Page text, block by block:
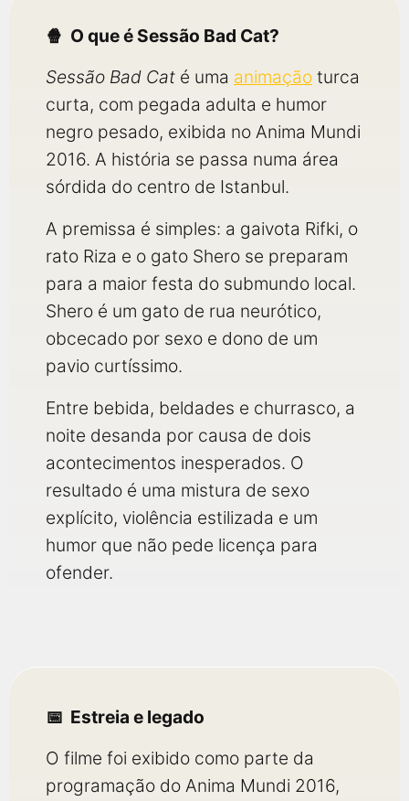
O que é Sessão Bad Cat?
Sessão Bad Cat é uma animação turca
curta, com pegada adulta e humor
negro pesado, exibida no Anima Mundi
2016. A história se passa numa área
sórdida do centro de Istanbul.
A premissa é simples: a gaivota Rifki, o
rato Riza e o gato Shero se preparam
para a maior festa do submundo local.
Shero é um gato de rua neurótico,
obcecado por sexo e dono de um
pavio curtíssimo.
Entre bebida, beldades e churrasco, a
noite desanda por causa de dois
acontecimentos inesperados. O
resultado é uma mistura de sexo
explícito, violência estilizada e um
humor que não pede licença para
ofender.
Estreia e legado
O filme foi exibido como parte da
programação do Anima Mundi 2016,
trailers e muito mais.